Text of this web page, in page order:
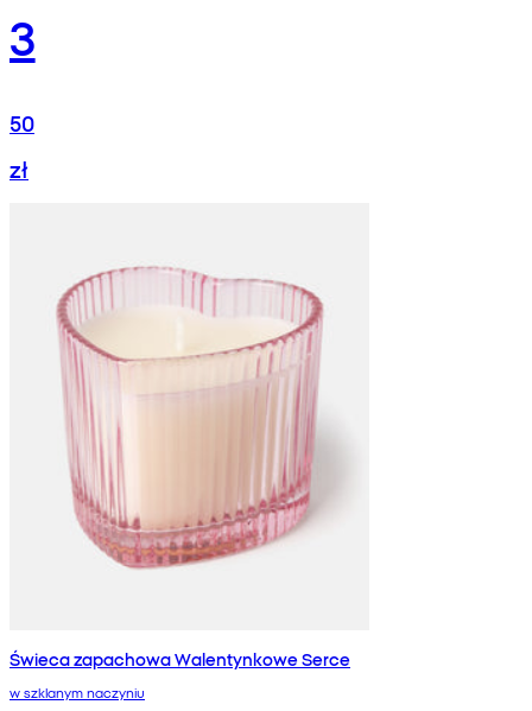
3
50
zł
Świeca zapachowa Walentynkowe Serce
w szklanym naczyniu